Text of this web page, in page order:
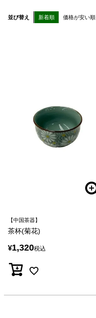
並び替え 新着順 価格が安い順
【中国茶器】
茶杯(菊花)
¥1,320税込